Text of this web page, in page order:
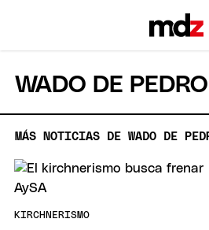
WADO DE PEDRO
MÁS NOTICIAS DE WADO DE
KIRCHNERISMO